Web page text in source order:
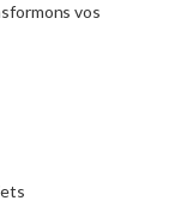
vos